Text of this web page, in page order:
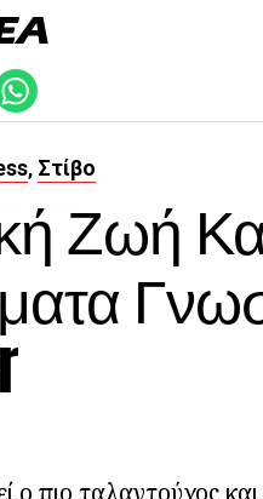
, Στίβο
Ζωή
ο πιο ταλαντούχος